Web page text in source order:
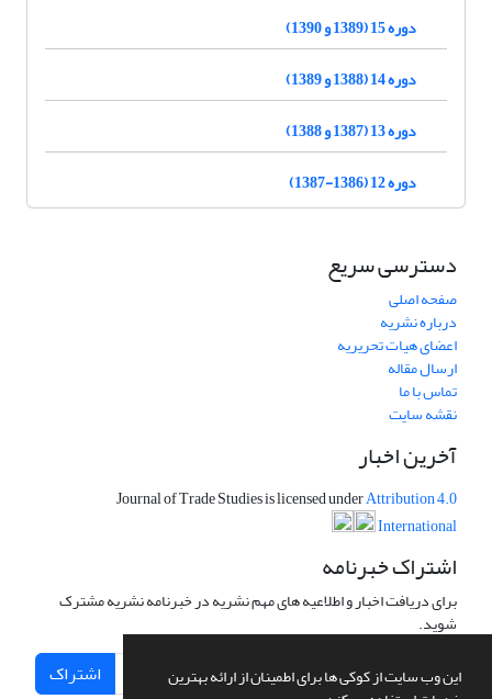
این وب سایت از کوکی ها برای اطمینان از ارائه بهترین
دوره 15 (1389 و 1390)
دوره 14 (1388 و 1389)
دوره 13 (1387 و 1388)
دوره 12 (1386-1387)
دسترسی سریع
صفحه اصلی
درباره نشریه
اعضای هیات تحریریه
ارسال مقاله
تماس با ما
نقشه سایت
آخرین اخبار
Journal of Trade Studies is licensed underAttribution 4.0
International
اشتراک خبرنامه
برای دریافت اخبار و اطلاعیه های مهم نشریه در خبرنامه نشریه مشترک
شوید.
اشتراک